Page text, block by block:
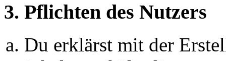
3. Pflichten des Nutzers
Du erklärst mit der